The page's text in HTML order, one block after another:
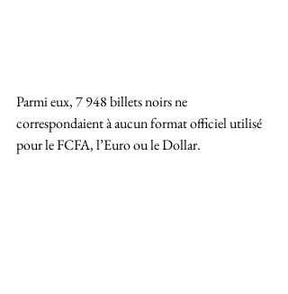
Parmi eux, 7 948 billets noirs ne
correspondaient à aucun format officiel utilisé
pour le FCFA, l’Euro ou le Dollar.